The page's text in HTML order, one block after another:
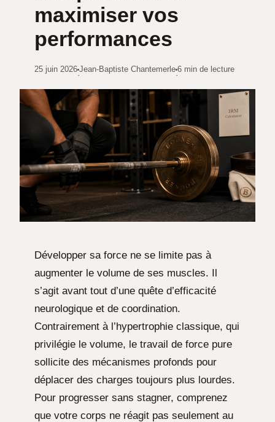
maximiser vos
performances
25 juin 2026
·
Jean-Baptiste Chantemerle
·
6 min de lecture
Développer sa force ne se limite pas à
augmenter le volume de ses muscles. Il
s’agit avant tout d’une quête d’efficacité
neurologique et de coordination.
Contrairement à l’hypertrophie classique, qui
privilégie le volume, le travail de force pure
sollicite des mécanismes profonds pour
déplacer des charges toujours plus lourdes.
Pour progresser sans stagner, comprenez
que votre corps ne réagit pas seulement au